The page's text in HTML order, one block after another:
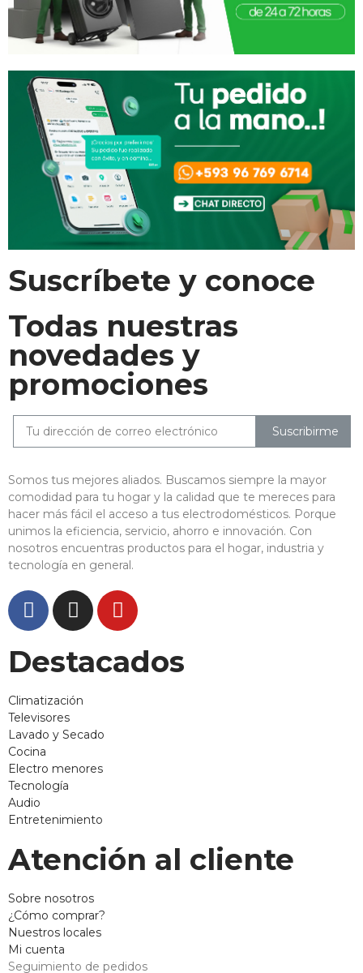
Suscríbete y conoce
Todas nuestras
novedades y
promociones
Suscribirme
Somos tus mejores aliados. Buscamos siempre la mayor
comodidad para tu hogar y la calidad que te mereces para
hacer más fácil el acceso a tus electrodomésticos. Porque
unimos la eficiencia, servicio, ahorro e innovación. Con
nosotros encuentras productos para el hogar, industria y
tecnología en general.
Destacados
Climatización
Televisores
Lavado y Secado
Cocina
Electro menores
Tecnología
Audio
Entretenimiento
Atención al cliente
Sobre nosotros
¿Cómo comprar?
Nuestros locales
Mi cuenta
Seguimiento de pedidos